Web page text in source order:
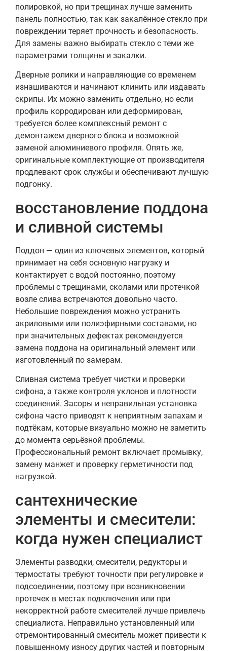
полировкой, но при трещинах лучше заменить
панель полностью, так как закалённое стекло при
повреждении теряет прочность и безопасность.
Для замены важно выбирать стекло с теми же
параметрами толщины и закалки.
Дверные ролики и направляющие со временем
изнашиваются и начинают клинить или издавать
скрипы. Их можно заменить отдельно, но если
профиль корродирован или деформирован,
требуется более комплексный ремонт с
демонтажем дверного блока и возможной
заменой алюминиевого профиля. Опять же,
оригинальные комплектующие от производителя
продлевают срок службы и обеспечивают лучшую
подгонку.
восстановление поддона
и сливной системы
Поддон — один из ключевых элементов, который
принимает на себя основную нагрузку и
контактирует с водой постоянно, поэтому
проблемы с трещинами, сколами или протечкой
возле слива встречаются довольно часто.
Небольшие повреждения можно устранить
акриловыми или полиэфирными составами, но
при значительных дефектах рекомендуется
замена поддона на оригинальный элемент или
изготовленный по замерам.
Сливная система требует чистки и проверки
сифона, а также контроля уклонов и плотности
соединений. Засоры и неправильная установка
сифона часто приводят к неприятным запахам и
подтёкам, которые визуально можно не заметить
до момента серьёзной проблемы.
Профессиональный ремонт включает промывку,
замену манжет и проверку герметичности под
нагрузкой.
сантехнические
элементы и смесители:
когда нужен специалист
Элементы разводки, смесители, редукторы и
термостаты требуют точности при регулировке и
подсоединении, поэтому при возникновении
протечек в местах подключения или при
некорректной работе смесителей лучше привлечь
специалиста. Неправильно установленный или
отремонтированный смеситель может привести к
повышенному износу других частей и повторным